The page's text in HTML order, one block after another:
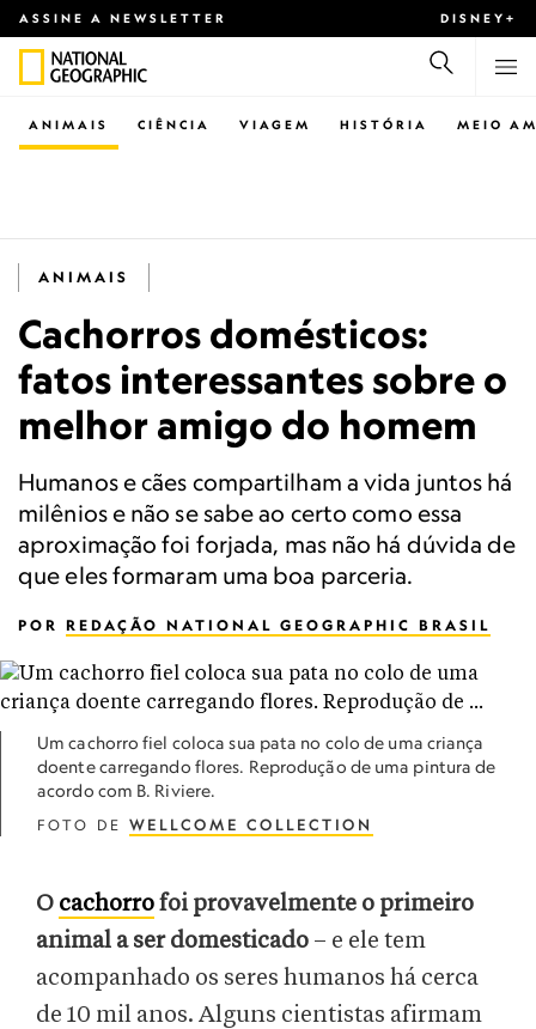
ASSINE A NEWSLETTER DISNEY+
CIÊNCIA VIAGEM
ANIMAIS HISTÓRIA MEIO
ANIMAIS
Cachorros domésticos:
fatos interessantes sobre o
melhor amigo do homem
Humanos e cães compartilham a vida juntos há
milênios e não se sabe ao certo como essa
aproximação foi forjada, mas não há dúvida de
que eles formaram uma boa parceria.
POR REDAÇÃO NATIONAL GEOGRAPHIC BRASIL
Um cachorro fiel coloca sua pata no colo de uma criança
doente carregando flores. Reprodução de uma pintura de
acordo com B. Riviere.
FOTO DE WELLCOME COLLECTION
O cachorrofoi provavelmente o primeiro
animal a ser domesticado – e ele tem
acompanhado os seres humanos há cerca
de 10 mil anos. Alguns cientistas afirmam